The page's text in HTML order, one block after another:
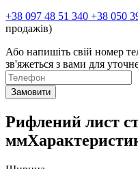
+38 097 48 51 340 +38 050
продажів)
Або напишіть свій номер
зв'яжеться з вами для
Замовити
Рифлений лист